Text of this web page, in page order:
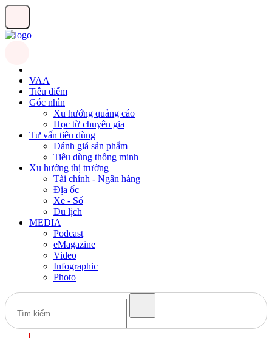
VAA
Tiêu điểm
Góc nhìn
Xu hướng quảng cáo
Học từ chuyên gia
Tư vấn tiêu dùng
Đánh giá sản phẩm
Tiêu dùng thông minh
Xu hướng thị trường
Tài chính - Ngân hàng
Địa ốc
Xe - Số
Du lịch
MEDIA
Podcast
eMagazine
Video
Infographic
Photo